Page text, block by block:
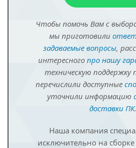
Чтобы помочь Вам с
мы приготовили
задаваемые вопросы,
интересного про нашу
техническую поддержку
перечислили доступные
уточнили информацию
доставки ПК.
Наша компания
исключительно на